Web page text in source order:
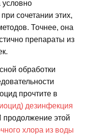
условно
сочетании этих,
Точнее, она
препараты из
обработки
прочтите в
дезинфекция
продолжение этой
хлора из воды